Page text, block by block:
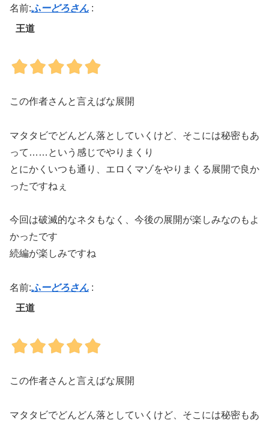
名前:ふーどろさん :
王道
この作者さんと言えばな展開
マタタビでどんどん落としていくけど、そこには秘密もあ
って……という感じでやりまくり
とにかくいつも通り、エロくマゾをやりまくる展開で良か
ったですねぇ
今回は破滅的なネタもなく、今後の展開が楽しみなのもよ
かったです
続編が楽しみですね
名前:ふーどろさん :
王道
この作者さんと言えばな展開
マタタビでどんどん落としていくけど、そこには秘密もあ